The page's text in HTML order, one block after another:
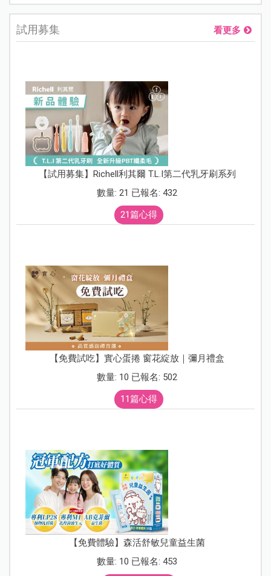
試用募集 看更多
【試用募集】Richell利其爾 T.L.I第二代乳牙刷系列
數量: 21 已報名: 432
21篇心得
【免費試吃】實心蛋捲 窗花綻放｜彌月禮盒
數量: 10 已報名: 502
11篇心得
【免費體驗】森活舒敏兒童益生菌
數量: 10 已報名: 453